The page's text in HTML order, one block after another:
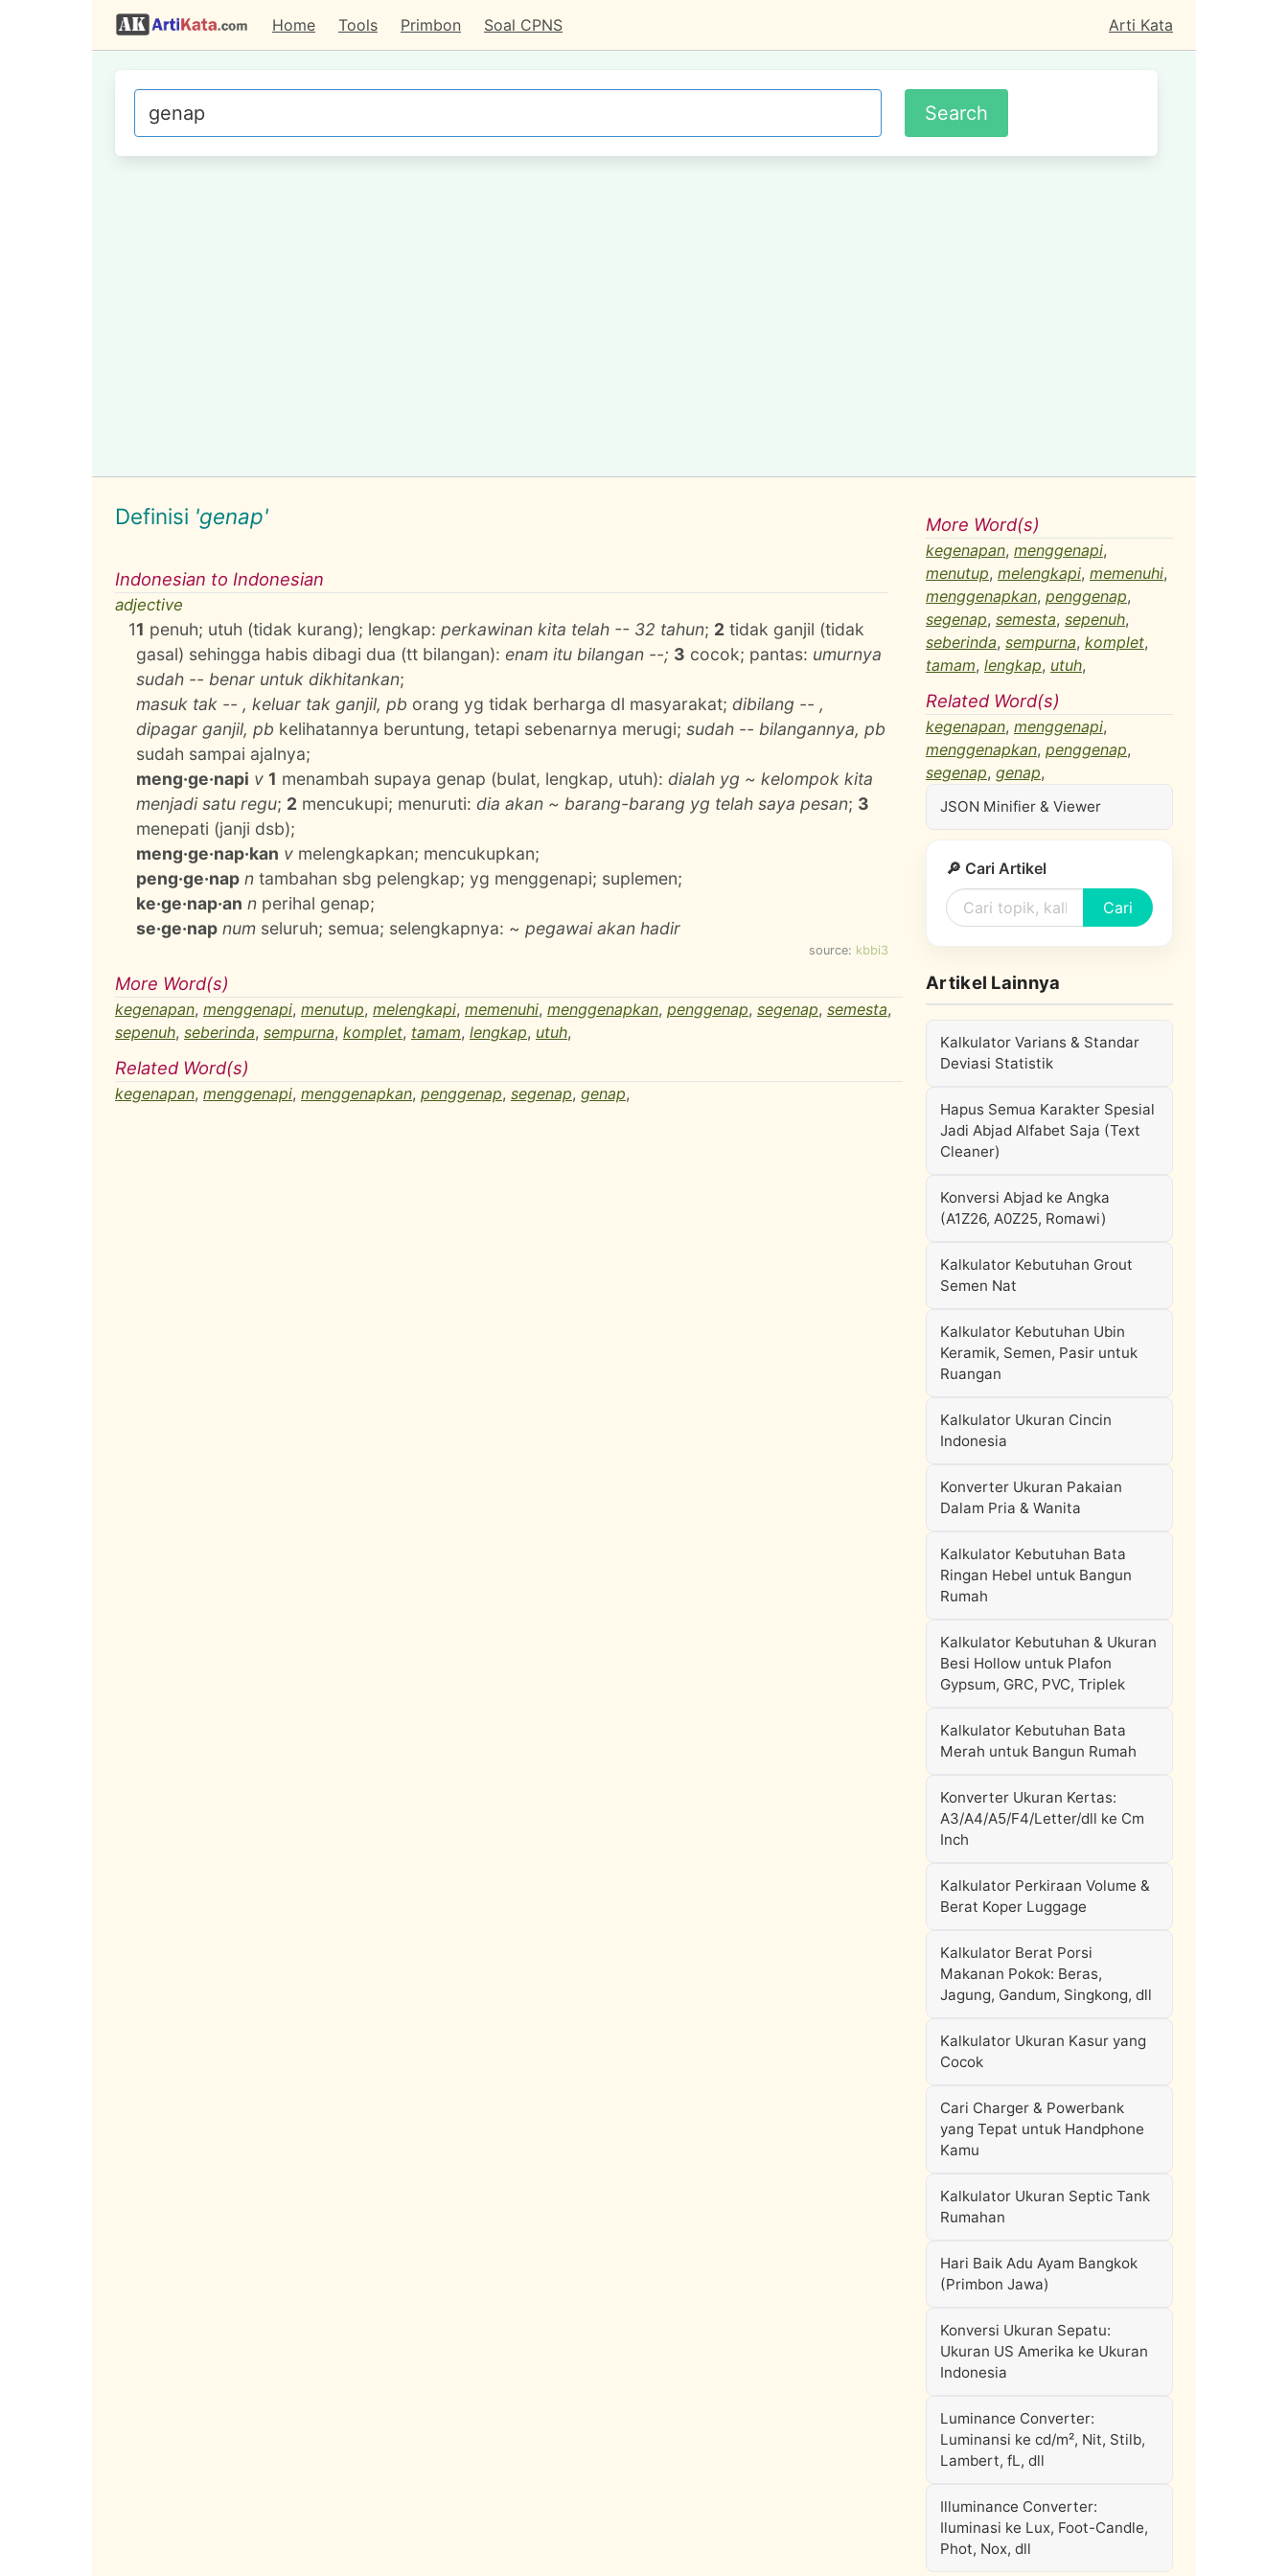
Home Tools Primbon Soal CPNS Arti Kata
Definisi 'genap'
Indonesian to Indonesian
adjective
11 penuh; utuh (tidak kurang); lengkap:perkawinan kita telah -- 32 tahun; 2 tidak ganjil (tidak
gasal) sehingga habis dibagi dua (tt bilangan): enam itu bilangan --; 3 cocok; pantas: umurnya
sudah -- benar untuk dikhitankan;
masuk tak -- , keluar tak ganjil, pb orang yg tidak berharga dl masyarakat;dibilang -- ,
dipagar ganjil, pb kelihatannya beruntung, tetapi sebenarnya merugi;sudah -- bilangannya, pb
sudah sampai ajalnya;
meng·ge·napi v 1 menambah supaya genap (bulat, lengkap, utuh):dialah yg ~ kelompok kita
menjadi satu regu; 2 mencukupi; menuruti:dia akan ~ barang-barang yg telah saya pesan; 3
menepati (janji dsb);
meng·ge·nap·kan v melengkapkan; mencukupkan;
peng·ge·nap n tambahan sbg pelengkap; yg menggenapi; suplemen;
ke·ge·nap·an n perihal genap;
se·ge·nap num seluruh; semua; selengkapnya: ~ pegawai akan hadir
source: kbbi3
More Word(s)
kegenapan, menggenapi, menutup, melengkapi, memenuhi, menggenapkan, penggenap, segenap, semesta,
sepenuh, seberinda, sempurna, komplet, tamam, lengkap, utuh,
Related Word(s)
kegenapan, menggenapi, menggenapkan, penggenap, segenap, genap,
More Word(s)
kegenapan, menggenapi,
menutup, melengkapi, memenuhi,
menggenapkan, penggenap,
segenap, semesta, sepenuh,
seberinda, sempurna, komplet,
tamam, lengkap, utuh,
Related Word(s)
kegenapan, menggenapi,
menggenapkan, penggenap,
segenap, genap,
JSON Minifier & Viewer
🔎 Cari Artikel
Cari
Artikel Lainnya
Kalkulator Varians & Standar
Deviasi Statistik
Hapus Semua Karakter Spesial
Jadi Abjad Alfabet Saja (Text
Cleaner)
Konversi Abjad ke Angka
(A1Z26, A0Z25, Romawi)
Kalkulator Kebutuhan Grout
Semen Nat
Kalkulator Kebutuhan Ubin
Keramik, Semen, Pasir untuk
Ruangan
Kalkulator Ukuran Cincin
Indonesia
Konverter Ukuran Pakaian
Dalam Pria & Wanita
Kalkulator Kebutuhan Bata
Ringan Hebel untuk Bangun
Rumah
Kalkulator Kebutuhan & Ukuran
Besi Hollow untuk Plafon
Gypsum, GRC, PVC, Triplek
Kalkulator Kebutuhan Bata
Merah untuk Bangun Rumah
Konverter Ukuran Kertas:
A3/A4/A5/F4/Letter/dll ke Cm
Inch
Kalkulator Perkiraan Volume &
Berat Koper Luggage
Kalkulator Berat Porsi
Makanan Pokok: Beras,
Jagung, Gandum, Singkong, dll
Kalkulator Ukuran Kasur yang
Cocok
Cari Charger & Powerbank
yang Tepat untuk Handphone
Kamu
Kalkulator Ukuran Septic Tank
Rumahan
Hari Baik Adu Ayam Bangkok
(Primbon Jawa)
Konversi Ukuran Sepatu:
Ukuran US Amerika ke Ukuran
Indonesia
Luminance Converter:
Luminansi ke cd/m², Nit, Stilb,
Lambert, fL, dll
Illuminance Converter:
Iluminasi ke Lux, Foot-Candle,
Phot, Nox, dll